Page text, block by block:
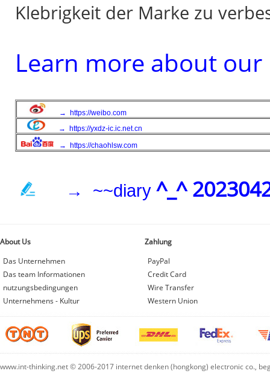
Klebrigkeit der Marke zu
Learn more about
→ https://weibo.com
→ https://yxdz-ic.ic.net.cn
→ https://chaohlsw.com
→ ~~diary ^_^
About Us
Das Unternehmen
Das team Informationen
nutzungsbedingungen
Unternehmens - Kultur
Zahlung
PayPal
Credit Card
Wire Transfer
Western Union
www.int-thinking.net © 2006-2017 internet denken (hongkong) electronic co.,